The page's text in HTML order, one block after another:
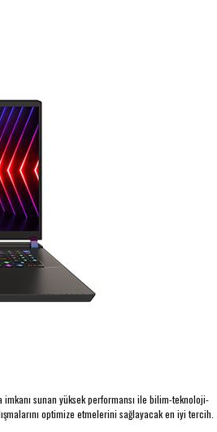
imkanı sunan yüksek performansı ile bilim-teknoloji-
optimize etmelerini sağlayacak en iyi tercih.